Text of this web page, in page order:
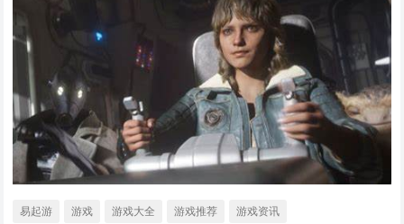
易起游 游戏 游戏大全 游戏推荐 游戏资讯